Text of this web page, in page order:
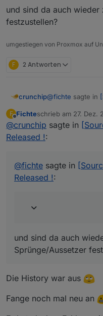
folge dessen
und sind da auch
festzustellen?
umgestiegen von Proxmox auf
F 2 Antworten
crunchip@fichte sagte in
Aber nix da...
F Fichteschrieb am 27. Dez.
zuletzt editiert von
@crunchip sagte in
Released !:
@fichte sagte in
Released !:
und sind da auch
Sprünge/Aussetzer
Die History war aus
Fange noch mal neu an